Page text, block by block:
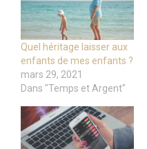
Quel héritage laisser aux
enfants de mes enfants ?
mars 29, 2021
Dans "Temps et Argent"